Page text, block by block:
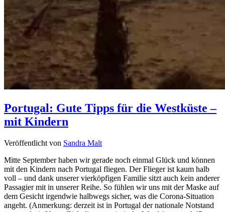
Portugal: Gute Tipps für die Westküste –
mit Kindern
Veröffentlicht von Sandra Malt
Mitte September haben wir gerade noch einmal Glück und können
mit den Kindern nach Portugal fliegen. Der Flieger ist kaum halb
voll – und dank unserer vierköpfigen Familie sitzt auch kein anderer
Passagier mit in unserer Reihe. So fühlen wir uns mit der Maske auf
dem Gesicht irgendwie halbwegs sicher, was die Corona-Situation
angeht. (Anmerkung: derzeit ist in Portugal der nationale Notstand